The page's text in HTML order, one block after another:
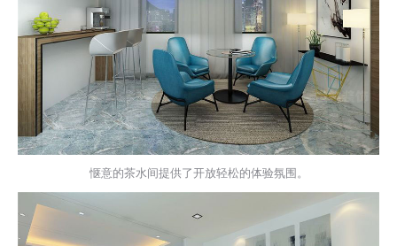
惬意的茶水间提供了开放轻松的体验氛围。